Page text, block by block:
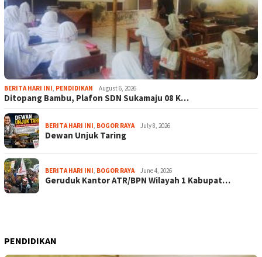
BERITA HARI INI, PENDIDIKAN August 6, 2026
Ditopang Bambu, Plafon SDN Sukamaju 08 K…
BERITA HARI INI, BOGOR RAYA July 8, 2026
Dewan Unjuk Taring
BERITA HARI INI, BOGOR RAYA June 4, 2026
Geruduk Kantor ATR/BPN Wilayah 1 Kabupat…
PENDIDIKAN